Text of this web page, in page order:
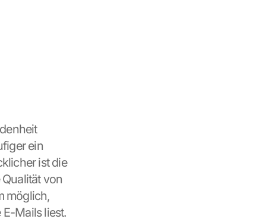
ein
ist die
von
möglich,
Mails liest.